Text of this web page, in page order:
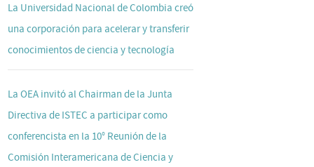
La Universidad Nacional de Colombia creó
una corporación para acelerar y transferir
conocimientos de ciencia y tecnología
La OEA invitó al Chairman de la Junta
Directiva de ISTEC a participar como
conferencista en la 10° Reunión de la
Comisión Interamericana de Ciencia y